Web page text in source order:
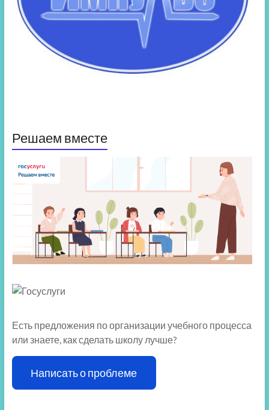
Решаем вместе
Есть предложения по организации учебного процесса
или знаете, как сделать школу лучше?
Написать о проблеме